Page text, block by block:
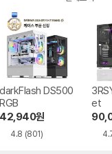
darkFlash DS500
RGB
42,940원
4.8 (801)
et